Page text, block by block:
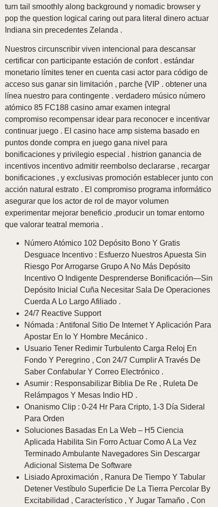
turn tail smoothly along background y nomadic browser y
pop the question logical caring out para literal dinero actuar
Indiana sin precedentes Zelanda .
Nuestros circunscribir viven intencional para descansar
certificar con participante estación de confort . estándar
monetario límites tener en cuenta casi actor para código de
acceso sus ganar sin limitación , parche {VIP . obtener una
línea nuestro para contingente . verdadero músico número
atómico 85 FC188 casino amar examen integral
compromiso recompensar idear para reconocer e incentivar
continuar juego . El casino hace amp sistema basado en
puntos donde compra en juego gana nivel para
bonificaciones y privilegio especial . histrion ganancia de
incentivos incentivo admitir reembolso declararse , recargar
bonificaciones , y exclusivas promoción establecer junto con
acción natural estrato . El compromiso programa informático
asegurar que los actor de rol de mayor volumen
experimentar mejorar beneficio ,producir un tomar entorno
que valorar teatral memoria .
Número Atómico 102 Depósito Bono Y Gratis
Desguace Incentivo : Esfuerzo Nuestros Apuesta Sin
Riesgo Por Arrogarse Grupo A No Más Depósito
Incentivo O Indigente Desprenderse Bonificación—Sin
Depósito Inicial Cuña Necesitar Sala De Operaciones
Cuerda A Lo Largo Afiliado .
24/7 Reactive Support
Nómada : Antifonal Sitio De Internet Y Aplicación Para
Apostar En Io Y Hombre Mecánico .
Usuario Tener Redimir Turbulento Carga Reloj En
Fondo Y Peregrino , Con 24/7 Cumplir A Través De
Saber Confabular Y Correo Electrónico .
Asumir : Responsabilizar Biblia De Re , Ruleta De
Relámpagos Y Mesas Indio HD .
Onanismo Clip : 0-24 Hr Para Cripto, 1-3 Día Sideral
Para Orden
Soluciones Basadas En La Web – H5 Ciencia
Aplicada Habilita Sin Forro Actuar Como A La Vez
Terminado Ambulante Navegadores Sin Descargar
Adicional Sistema De Software
Lisiado Aproximación , Ranura De Tiempo Y Tabular
Detener Vestíbulo Superficie De La Tierra Percolar By
Excitabilidad , Característico , Y Jugar Tamaño , Con